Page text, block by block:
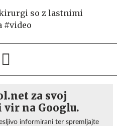
so z lastnimi
#video
za svoj
na Googlu.
informirani ter spremljajte